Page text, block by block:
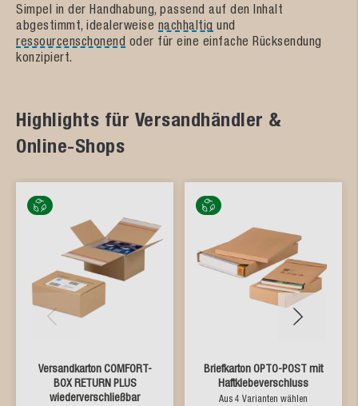
Simpel in der Handhabung, passend auf den Inhalt
abgestimmt, idealerweise nachhaltig und
ressourcenschonend oder für eine einfache Rücksendung
konzipiert.
Highlights für Versandhändler &
Online-Shops
Versandkarton COMFORT-
BOX RETURN PLUS
wiederverschließbar
Briefkarton OPTO-POST mit
Haftklebeverschluss
Aus 4 Varianten wählen